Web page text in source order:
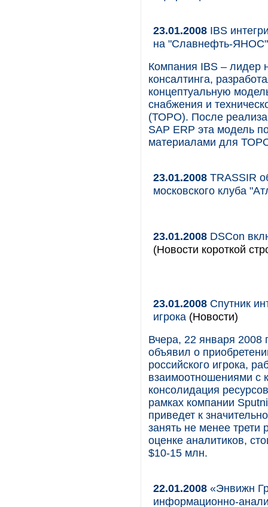
23.01.2008 IBS
на "Славнефть-ЯНОС"
Компания IBS – лидер
консалтинга,
концептуальную
снабжения и
(ТОРО). После
SAP ERP эта модель
материалами для
23.01.2008 TRASSIR
московского клуба
23.01.2008 DSCon
(Новости короткой
23.01.2008 Спутник
игрока (Новости)
Вчера, 22 января 2008
объявил о
российского игрока,
взаимоотношениями с
консолидация
рамках компании
приведет к
занять не менее
оценке аналитиков,
$10-15 млн.
22.01.2008 «Энвижн
информационно-